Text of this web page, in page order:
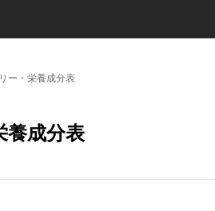
ー・栄養成分表
養成分表